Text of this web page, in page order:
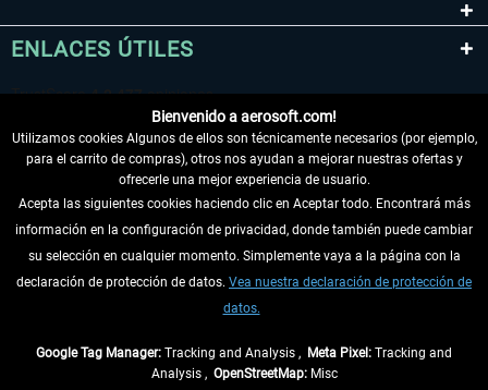
ENLACES ÚTILES
DESISTIR DEL CONTRATO
INFORMACIÓN
Bienvenido a aerosoft.com!
Utilizamos cookies Algunos de ellos son técnicamente necesarios (por ejemplo,
para el carrito de compras), otros nos ayudan a mejorar nuestras ofertas y
ofrecerle una mejor experiencia de usuario.
Acepta las siguientes cookies haciendo clic en Aceptar todo. Encontrará más
información en la configuración de privacidad, donde también puede cambiar
su selección en cualquier momento. Simplemente vaya a la página con la
declaración de protección de datos. Vea nuestra declaración de protección de
datos.
Google Tag Manager: Tracking and Analysis , Meta Pixel: Tracking and
Analysis , OpenStreetMap:Misc